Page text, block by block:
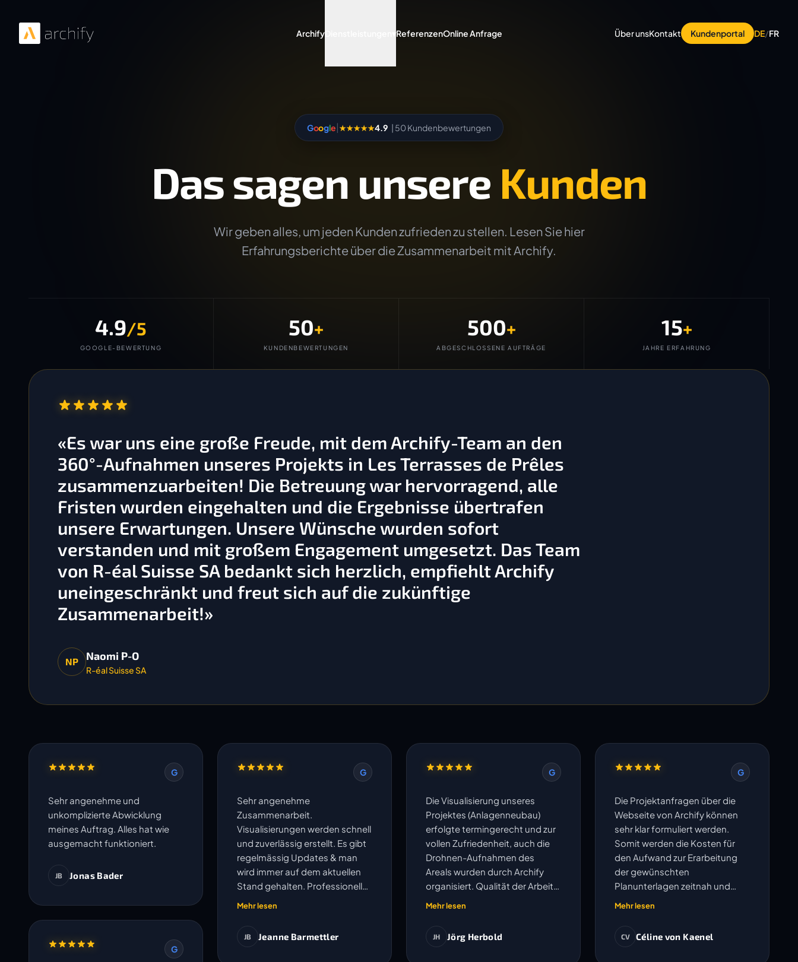
ArchifyDienstleistungen ReferenzenOnline Anfrage Über unsKontakt Kundenportal DE/FR
Google|★★★★★4.9 | 50 Kundenbewertungen
Das sagen unsere Kunden
Wir geben alles, um jeden Kunden zufrieden zu stellen. Lesen Sie hier
Erfahrungsberichte über die Zusammenarbeit mit Archify.
4.9/5
GOOGLE-BEWERTUNG
50+
KUNDENBEWERTUNGEN
500+
ABGESCHLOSSENE AUFTRÄGE
15+
JAHRE ERFAHRUNG
«Es war uns eine große Freude, mit dem Archify-Team an den
360°-Aufnahmen unseres Projekts in Les Terrasses de Prêles
zusammenzuarbeiten! Die Betreuung war hervorragend, alle
Fristen wurden eingehalten und die Ergebnisse übertrafen
unsere Erwartungen. Unsere Wünsche wurden sofort
verstanden und mit großem Engagement umgesetzt. Das Team
von R-éal Suisse SA bedankt sich herzlich, empfiehlt Archify
uneingeschränkt und freut sich auf die zukünftige
Zusammenarbeit!»
NP Naomi P-O
R-éal Suisse SA
G
Sehr angenehme und
unkomplizierte Abwicklung
meines Auftrag. Alles hat wie
ausgemacht funktioniert.
JB Jonas Bader
G
G
Sehr angenehme
Zusammenarbeit.
Visualisierungen werden schnell
und zuverlässig erstellt. Es gibt
regelmässig Updates & man
wird immer auf dem aktuellen
Stand gehalten. Professionell
und unkompliziert.
Mehr lesen
JB Jeanne Barmettler
G
Die Visualisierung unseres
Projektes (Anlagenneubau)
erfolgte termingerecht und zur
vollen Zufriedenheit, auch die
Drohnen-Aufnahmen des
Areals wurden durch Archify
organisiert. Qualität der Arbeit
und Kommunikation sehr gut.
Mehr lesen
JH Jörg Herbold
G
Die Projektanfragen über die
Webseite von Archify können
sehr klar formuliert werden.
Somit werden die Kosten für
den Aufwand zur Erarbeitung
der gewünschten
Planunterlagen zeitnah und
transparent ausgewiesen.
Austausch betreffend offenen
Mehr lesen
CV Céline von Kaenel